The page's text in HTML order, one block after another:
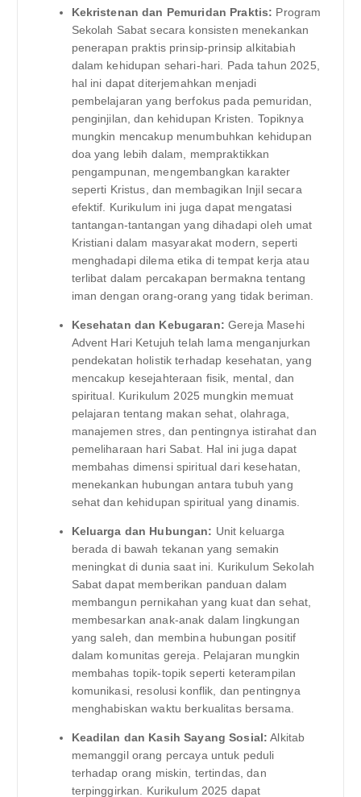
Kekristenan dan Pemuridan Praktis: Program
Sekolah Sabat secara konsisten menekankan
penerapan praktis prinsip-prinsip alkitabiah
dalam kehidupan sehari-hari. Pada tahun 2025,
hal ini dapat diterjemahkan menjadi
pembelajaran yang berfokus pada pemuridan,
penginjilan, dan kehidupan Kristen. Topiknya
mungkin mencakup menumbuhkan kehidupan
doa yang lebih dalam, mempraktikkan
pengampunan, mengembangkan karakter
seperti Kristus, dan membagikan Injil secara
efektif. Kurikulum ini juga dapat mengatasi
tantangan-tantangan yang dihadapi oleh umat
Kristiani dalam masyarakat modern, seperti
menghadapi dilema etika di tempat kerja atau
terlibat dalam percakapan bermakna tentang
iman dengan orang-orang yang tidak beriman.
Kesehatan dan Kebugaran: Gereja Masehi
Advent Hari Ketujuh telah lama menganjurkan
pendekatan holistik terhadap kesehatan, yang
mencakup kesejahteraan fisik, mental, dan
spiritual. Kurikulum 2025 mungkin memuat
pelajaran tentang makan sehat, olahraga,
manajemen stres, dan pentingnya istirahat dan
pemeliharaan hari Sabat. Hal ini juga dapat
membahas dimensi spiritual dari kesehatan,
menekankan hubungan antara tubuh yang
sehat dan kehidupan spiritual yang dinamis.
Keluarga dan Hubungan: Unit keluarga
berada di bawah tekanan yang semakin
meningkat di dunia saat ini. Kurikulum Sekolah
Sabat dapat memberikan panduan dalam
membangun pernikahan yang kuat dan sehat,
membesarkan anak-anak dalam lingkungan
yang saleh, dan membina hubungan positif
dalam komunitas gereja. Pelajaran mungkin
membahas topik-topik seperti keterampilan
komunikasi, resolusi konflik, dan pentingnya
menghabiskan waktu berkualitas bersama.
Keadilan dan Kasih Sayang Sosial: Alkitab
memanggil orang percaya untuk peduli
terhadap orang miskin, tertindas, dan
terpinggirkan. Kurikulum 2025 dapat